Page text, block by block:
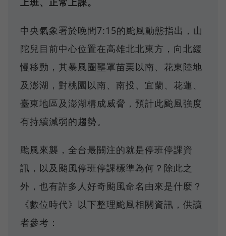
中央氣象署於晚間7:15的颱風動態指出，山
陀兒目前中心位置在高雄北北東方，向北緩
慢移動，其暴風圈壟罩苗栗以南、花東陸地
及澎湖，對桃園以南、南投、宜蘭、花蓮、
臺東地區及澎湖構成威脅，預計此颱風強度
有持續減弱的趨勢。
颱風來襲，全台最關注的就是停班停課資
訊，以及颱風停班停課標準為何？除此之
外，也有許多人好奇颱風命名由來是什麼？
《數位時代》以下整理颱風相關資訊，供讀
者參考：